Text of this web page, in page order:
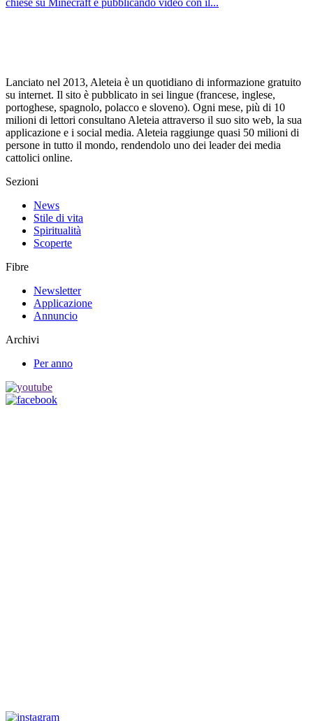
Lanciato nel 2013, Aleteia è un quotidiano di informazione gratuito
su internet. Il sito è pubblicato in sei lingue (francese, inglese,
portoghese, spagnolo, polacco e sloveno). Ogni mese, più di 10
milioni di lettori consultano Aleteia attraverso il suo sito web, la sua
applicazione e i social media. Aleteia raggiunge quasi 50 milioni di
persone in tutto il mondo, rendendolo uno dei leader dei media
cattolici online.
Sezioni
News
Stile di vita
Spiritualità
Scoperte
Fibre
Newsletter
Applicazione
Annuncio
Archivi
Per anno